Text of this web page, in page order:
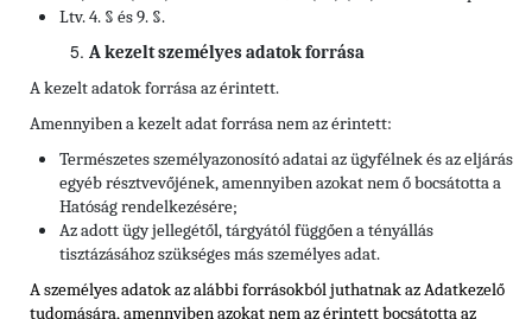
Ltv. 4. § és 9. §.
A kezelt személyes adatok forrása
A kezelt adatok forrása az érintett.
Amennyiben a kezelt adat forrása nem az érintett:
Természetes személyazonosító adatai az ügyfélnek és az eljárás
egyéb résztvevőjének, amennyiben azokat nem ő bocsátotta a
Hatóság rendelkezésére;
Az adott ügy jellegétől, tárgyától függően a tényállás
tisztázásához szükséges más személyes adat.
A személyes adatok az alábbi forrásokból juthatnak az Adatkezelő
tudomására, amennyiben azokat nem az érintett bocsátotta az